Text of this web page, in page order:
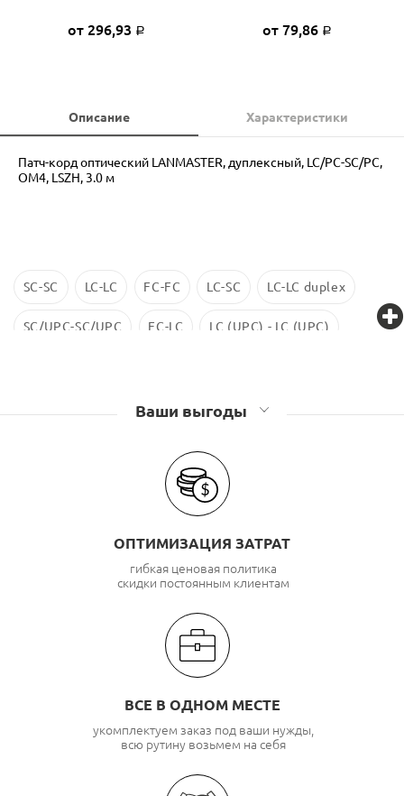
от 296,93 Р от 79,86 Р
Описание Характеристики
Патч-корд оптический LANMASTER, дуплексный, LC/PC-SC/PC,
OM4, LSZH, 3.0 м
SC-SC LC-LC FC-FC LC-SC LC-LC duplex
SC/UPC-SC/UPC FC-LC LC (UPC) - LC (UPC)
Ваши выгоды
ОПТИМИЗАЦИЯ ЗАТРАТ
гибкая ценовая политика
скидки постоянным клиентам
ВСЕ В ОДНОМ МЕСТЕ
укомплектуем заказ под ваши нужды,
всю рутину возьмем на себя